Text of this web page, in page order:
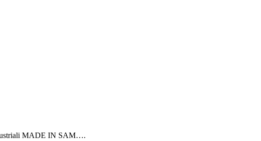
MADE IN SAM….